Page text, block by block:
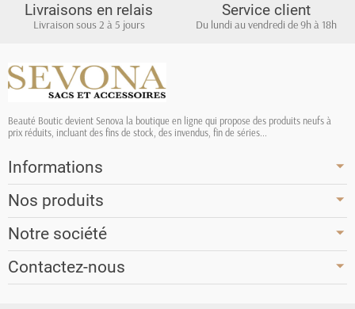
Livraisons en relais
Livraison sous 2 à 5 jours
Service client
Du lundi au vendredi de 9h à 18h
Beauté Boutic devient Senova la boutique en ligne qui propose des produits neufs à
prix réduits, incluant des fins de stock, des invendus, fin de séries...
Informations
Nos produits
Notre société
Contactez-nous